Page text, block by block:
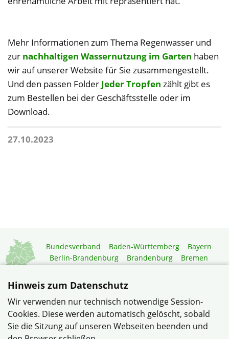
Mehr Informationen zum Thema Regenwasser und
zur nachhaltigen Wassernutzung im Garten haben
wir auf unserer Website für Sie zusammengestellt.
Und den passen Folder Jeder Tropfen zählt gibt es
zum Bestellen bei der Geschäftsstelle oder im
Download.
27.10.2023
Bundesverband Baden-Württemberg
Bayern
Berlin-Brandenburg
Brandenburg
Bremen
Niedersachsen
Rheinland-Pfalz
Saarland
Sachsen-Anhalt
Schleswig-Holstein
Thüringen
Mitgliedermagazin
Gartenberatung
Hinweis zum Datenschutz
Wir verwenden nur technisch notwendige Session-
Cookies. Diese werden automatisch gelöscht, sobald
Sie die Sitzung auf unseren Webseiten beenden und